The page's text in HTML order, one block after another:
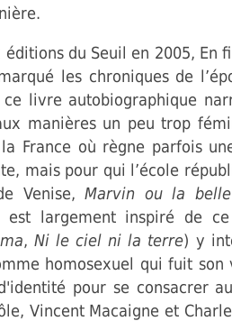
éditions du Seuil en 2005, En
les chroniques de
livre autobiographique
manières un peu trop
France où règne parfois
mais pour qui l’école
Venise,Marvin ou la
est largement inspiré de
,Ni le ciel ni la terre) y
homosexuel qui fuit
pour se consacrer
Vincent Macaigne et